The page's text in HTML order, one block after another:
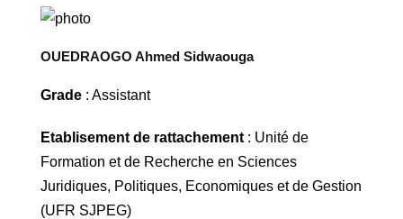
OUEDRAOGO Ahmed Sidwaouga
Grade: Assistant
Etablisement de rattachement: Unité de
Formation et de Recherche en Sciences
Juridiques, Politiques, Economiques et de Gestion
(UFR SJPEG)